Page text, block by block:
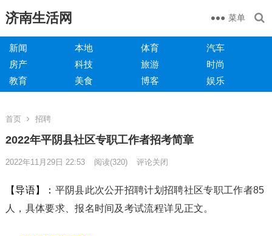
济南生活网 菜单
新闻 本地 体育
汽车
房产
科技 旅游
时尚
教育
美食 博客 娱乐
首页 招聘
2022年平阴县社区专职工作者招考简章
2022年11月29日 22:53 阅读(320) 评论关闭
【导语】： 平阴县此次公开招聘计划招聘社区专职工作者85
人，具体要求、报名时间及考试流程详见正文。